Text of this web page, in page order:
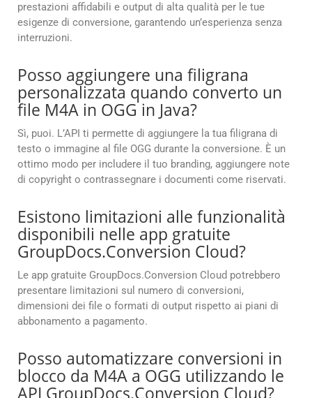
prestazioni affidabili e output di alta qualità per le tue
esigenze di conversione, garantendo un’esperienza senza
interruzioni.
Posso aggiungere una filigrana
personalizzata quando converto un
file M4A in OGG in Java?
Sì, puoi. L’API ti permette di aggiungere la tua filigrana di
testo o immagine al file OGG durante la conversione. È un
ottimo modo per includere il tuo branding, aggiungere note
di copyright o contrassegnare i documenti come riservati.
Esistono limitazioni alle funzionalità
disponibili nelle app gratuite
GroupDocs.Conversion Cloud?
Le app gratuite GroupDocs.Conversion Cloud potrebbero
presentare limitazioni sul numero di conversioni,
dimensioni dei file o formati di output rispetto ai piani di
abbonamento a pagamento.
Posso automatizzare conversioni in
blocco da M4A a OGG utilizzando le
API GroupDocs.Conversion Cloud?